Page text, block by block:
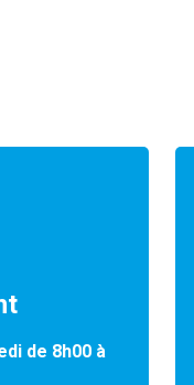
de 8h00 à